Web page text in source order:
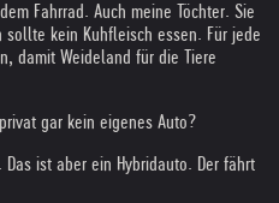
Fahrrad. Auch meine Töchter. Sie
sollte kein Kuhfleisch essen. Für jede
damit Weideland für die Tiere
gar kein eigenes Auto?
Das ist aber ein Hybridauto. Der fährt